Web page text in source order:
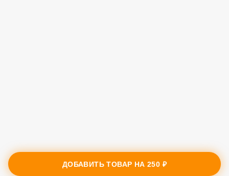
ДОБАВИТЬ ТОВАР НА250 ₽